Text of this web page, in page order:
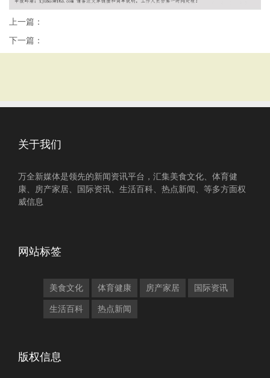
上一篇：
下一篇：
关于我们
万全新媒体是领先的新闻资讯平台，汇集美食文化、体育健
康、房产家居、国际资讯、生活百科、热点新闻、等多方面权
威信息
网站标签
美食文化 体育健康 房产家居 国际资讯
生活百科 热点新闻
版权信息